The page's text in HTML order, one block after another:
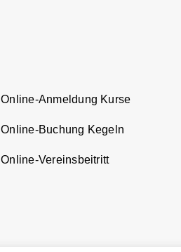
Online-Anmeldung Kurse
Online-Buchung Kegeln
Online-Vereinsbeitritt